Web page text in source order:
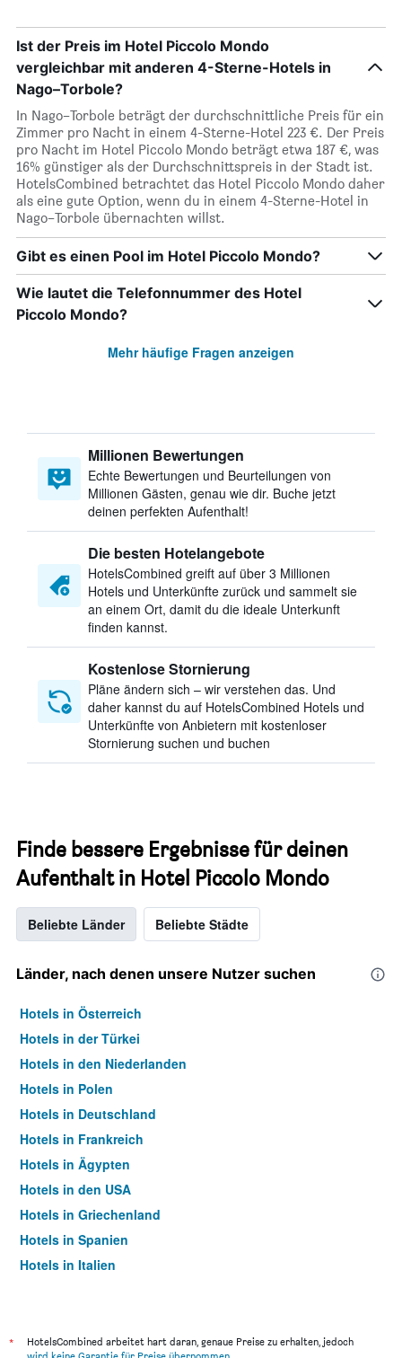
Ist der Preis im Hotel Piccolo Mondo
vergleichbar mit anderen 4-Sterne-Hotels in
Nago–Torbole?
In Nago–Torbole beträgt der durchschnittliche Preis für ein
Zimmer pro Nacht in einem 4-Sterne-Hotel 223 €. Der Preis
pro Nacht im Hotel Piccolo Mondo beträgt etwa 187 €, was
16% günstiger als der Durchschnittspreis in der Stadt ist.
HotelsCombined betrachtet das Hotel Piccolo Mondo daher
als eine gute Option, wenn du in einem 4-Sterne-Hotel in
Nago–Torbole übernachten willst.
Gibt es einen Pool im Hotel Piccolo Mondo?
Wie lautet die Telefonnummer des Hotel
Piccolo Mondo?
Mehr häufige Fragen anzeigen
Millionen Bewertungen
Echte Bewertungen und Beurteilungen von
Millionen Gästen, genau wie dir. Buche jetzt
deinen perfekten Aufenthalt!
Die besten Hotelangebote
HotelsCombined greift auf über 3 Millionen
Hotels und Unterkünfte zurück und sammelt sie
an einem Ort, damit du die ideale Unterkunft
finden kannst.
Kostenlose Stornierung
Pläne ändern sich – wir verstehen das. Und
daher kannst du auf HotelsCombined Hotels und
Unterkünfte von Anbietern mit kostenloser
Stornierung suchen und buchen
Finde bessere Ergebnisse für deinen
Aufenthalt in Hotel Piccolo Mondo
Beliebte Länder Beliebte Städte
Länder, nach denen unsere Nutzer suchen
Hotels in Österreich
Hotels in der Türkei
Hotels in den Niederlanden
Hotels in Polen
Hotels in Deutschland
Hotels in Frankreich
Hotels in Ägypten
Hotels in den USA
Hotels in Griechenland
Hotels in Spanien
Hotels in Italien
*
HotelsCombined arbeitet hart daran, genaue Preise zu erhalten, jedoch